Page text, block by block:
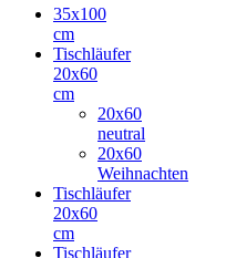
35x100
cm
Tischläufer
20x60
cm
20x60
neutral
20x60
Weihnachten
Tischläufer
20x60
cm
Tischläufer